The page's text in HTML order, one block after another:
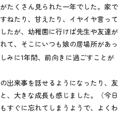
たくさん見られた一年でした。家で
ねたり、甘えたり、イヤイヤ言って
たが、幼稚園に行けば先生や友達が
て、そこにいつも娘の居場所があっ
みに1年間、前向きに過ごすことが
出来事を話せるようになったり、友
、大きな成長も感じました。（今日
すぐに忘れてしまうようで、よくわ